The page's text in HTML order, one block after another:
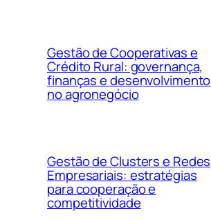
Gestão de Cooperativas e
Crédito Rural: governança,
finanças e desenvolvimento
no agronegócio
Gestão de Clusters e Redes
Empresariais: estratégias
para cooperação e
competitividade